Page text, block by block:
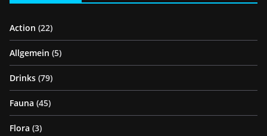
Action (22)
Allgemein (5)
Drinks (79)
Fauna (45)
Flora (3)